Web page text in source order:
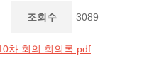
조회수 3089
차 회의 회의록.pdf